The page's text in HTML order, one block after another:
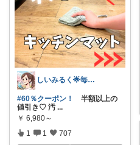
しいみるく🌟毎日全力投稿🌟
#60％クーポン！
半額以上の
値引き♡ 汚 ...
￥ 6,980～
1 1 707